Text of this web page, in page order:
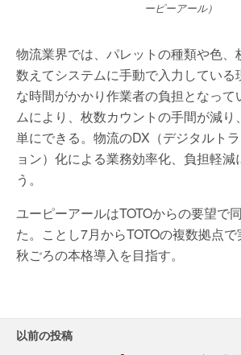
ーピーアール）
物流業界では、パレットの種類や色、
数えてシステムに手動で入力している
な時間がかかり作業者の負担となって
ムにより、枚数カウントの手間が減り
単にできる。物流のDX（デジタルト
ョン）化による業務効率化、負担軽減
う。
ユーピーアールはTOTOからの要望で
た。ことし7月からTOTOの複数拠点で
秋ごろの本格導入を目指す。
以前の投稿